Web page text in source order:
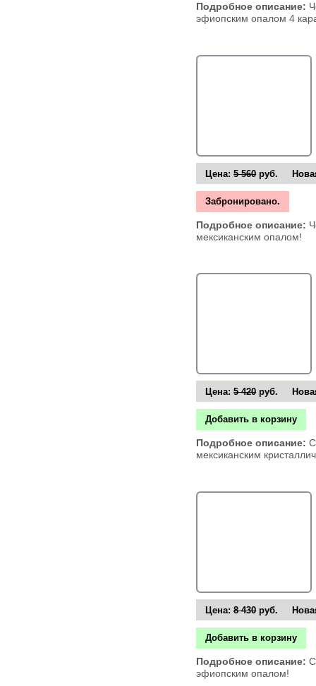
Подробное описание:
эфиопским опалом 4
Цена:5 560руб.
Забронировано.
Подробное описание:
мексиканским опалом!
Цена:5 420руб.
Добавить в корзину
Подробное описание:
мексиканским
Цена:8 430руб.
Добавить в корзину
Подробное описание:
эфиопским опалом!